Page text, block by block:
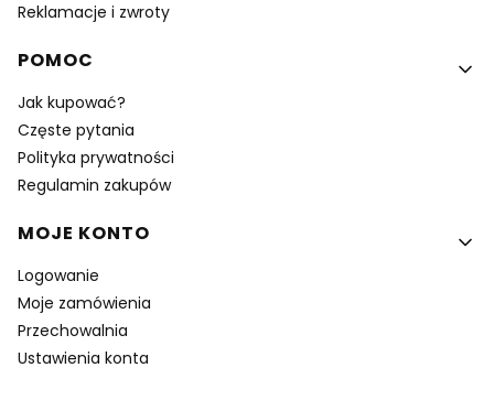
Reklamacje i zwroty
POMOC
Jak kupować?
Częste pytania
Polityka prywatności
Regulamin zakupów
MOJE KONTO
Logowanie
Moje zamówienia
Przechowalnia
Ustawienia konta